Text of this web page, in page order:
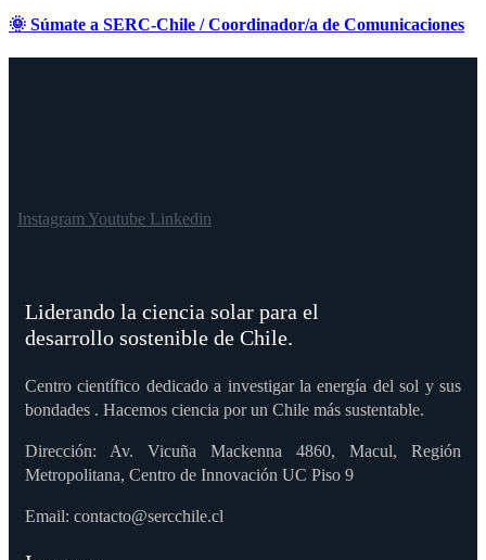
🌞 Súmate a SERC-Chile / Coordinador/a de Comunicaciones
InstagramYoutube Linkedin
Liderando la ciencia solar para el
desarrollo sostenible de Chile.
Centro científico dedicado a investigar la energía del sol y sus
bondades . Hacemos ciencia por un Chile más sustentable.
Dirección: Av. Vicuña Mackenna 4860, Macul, Región
Metropolitana, Centro de Innovación UC Piso 9
Email: contacto@sercchile.cl